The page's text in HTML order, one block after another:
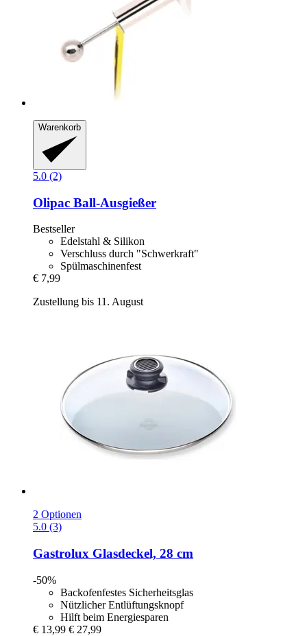
Warenkorb
5.0 (2)
Olipac Ball-​Ausgießer
Bestseller
Edelstahl & Silikon
Verschluss durch "Schwerkraft"
Spülmaschinenfest
€ 7,99
Zustellung bis 11. August
2 Optionen
5.0 (3)
Gastrolux Glasdeckel, 28 cm
-50%
Backofenfestes Sicherheitsglas
Nützlicher Entlüftungsknopf
Hilft beim Energiesparen
€ 13,99 € 27,99